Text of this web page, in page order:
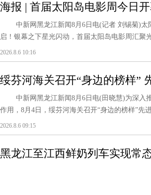
海报 | 首届太阳岛电影周今日
中新网黑龙江新闻8月6日电(记者 刘锡菊)太
启！银幕之下星光闪动，首届太阳岛电影周汇
2026.8.6 10:16
绥芬河海关召开“身边的榜样”
中新网黑龙江新闻8月6日电(田晓慧)为深入推
作用，8月4日，绥芬河海关召开“身边的榜样”
2026.8.6 09:15
黑龙江至江西鲜奶列车实现常